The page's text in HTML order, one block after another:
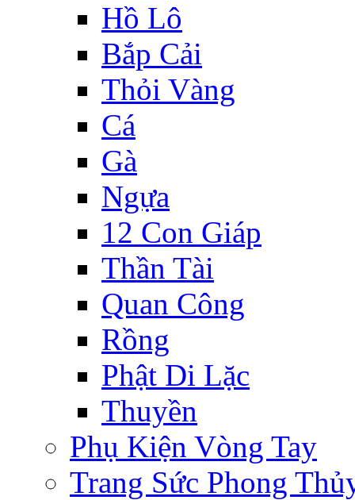
Hồ Lô
Bắp Cải
Thỏi Vàng
Cá
Gà
Ngựa
12 Con Giáp
Thần Tài
Quan Công
Rồng
Phật Di Lặc
Thuyền
Phụ Kiện Vòng Tay
Trang Sức Phong